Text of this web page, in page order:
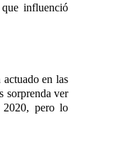
influenció
en las
sorprenda ver
2020, pero lo